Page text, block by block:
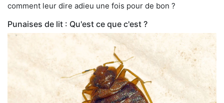
comment leur dire adieu une fois pour de bon ?
Punaises de lit : Qu'est ce que c'est ?